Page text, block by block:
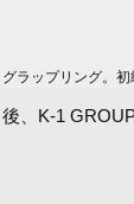
ラップリング。
、K-1